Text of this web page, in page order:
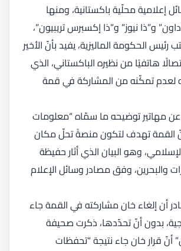
إعلامية محلّية باكستانية، ومنها
و”ذا نيوز” و”ذا إكسبرس تريبيون”،
رئيس الحكومة الماليزية، يفيد بأنّ الأخير
هاتفيًا من نظيره الباكستاني، الذي
لعدم تمكّنه من المشاركة في قمة
عن مهاتير توضيحه ما سمّاه “معلومات
القمة تهدف لتكون منصةً تحلّ مكان
وهو البيان الذي أثار حفيظة
والبحرين، وفق مصادر وسائل الإعلام
أن إلغاء خان مشاركته في القمة جاء
بدون أنّ تحدّدها، ذكرت صحيفة
أنّ قرار خان جاء نتيجة “تحفظات